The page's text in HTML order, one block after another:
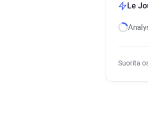
Le
Suorita